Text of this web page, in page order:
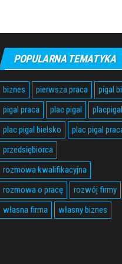
POPULARNA TEMATYKA
biznes pierwsza praca
pigal
pigal praca
plac pigal
placpigal
plac pigal bielsko
plac pigal
przedsiębiorca
rozmowa kwalifikacyjna
rozmowa o pracę
rozwój firmy
własna firma
własny biznes